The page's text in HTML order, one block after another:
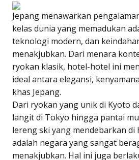
Jepang menawarkan
kelas dunia yang memadukan
teknologi modern, dan
menakjubkan. Dari menara
ryokan klasik, hotel-hotel ini
ideal antara elegansi,
khas Jepang.
Dari ryokan yang unik di Kyoto
langit di Tokyo hingga pantai
lereng ski yang mendebarkan di
adalah negara yang sangat
menakjubkan. Hal ini juga